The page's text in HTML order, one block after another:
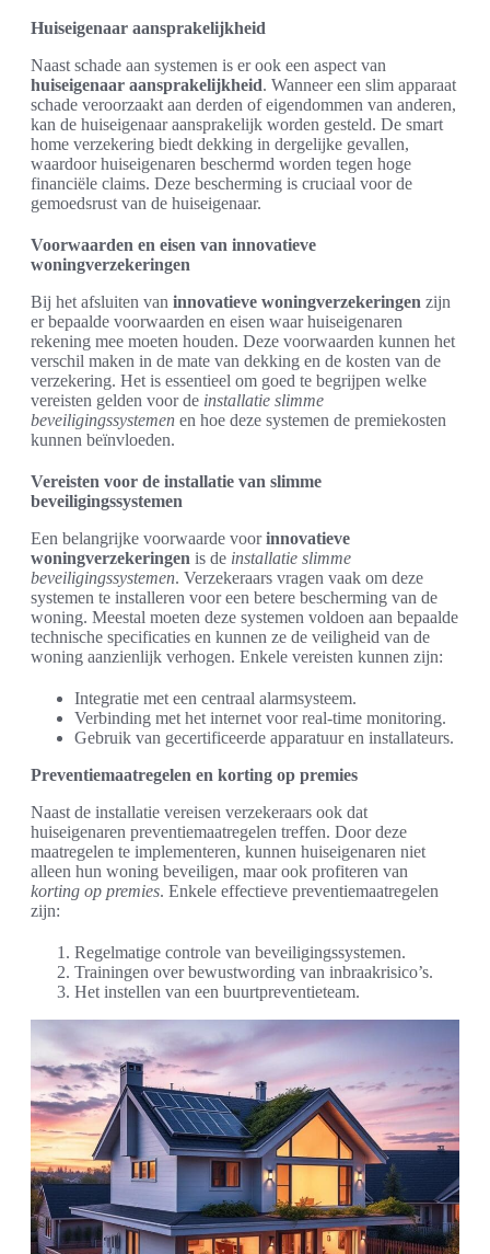
Huiseigenaar aansprakelijkheid
Naast schade aan systemen is er ook een aspect van
huiseigenaar aansprakelijkheid. Wanneer een slim apparaat
schade veroorzaakt aan derden of eigendommen van anderen,
kan de huiseigenaar aansprakelijk worden gesteld. De smart
home verzekering biedt dekking in dergelijke gevallen,
waardoor huiseigenaren beschermd worden tegen hoge
financiële claims. Deze bescherming is cruciaal voor de
gemoedsrust van de huiseigenaar.
Voorwaarden en eisen van innovatieve
woningverzekeringen
Bij het afsluiten van innovatieve woningverzekeringen zijn
er bepaalde voorwaarden en eisen waar huiseigenaren
rekening mee moeten houden. Deze voorwaarden kunnen het
verschil maken in de mate van dekking en de kosten van de
verzekering. Het is essentieel om goed te begrijpen welke
vereisten gelden voor de installatie slimme
beveiligingssystemen en hoe deze systemen de premiekosten
kunnen beïnvloeden.
Vereisten voor de installatie van slimme
beveiligingssystemen
Een belangrijke voorwaarde voorinnovatieve
woningverzekeringen is de installatie slimme
beveiligingssystemen. Verzekeraars vragen vaak om deze
systemen te installeren voor een betere bescherming van de
woning. Meestal moeten deze systemen voldoen aan bepaalde
technische specificaties en kunnen ze de veiligheid van de
woning aanzienlijk verhogen. Enkele vereisten kunnen zijn:
Integratie met een centraal alarmsysteem.
Verbinding met het internet voor real-time monitoring.
Gebruik van gecertificeerde apparatuur en installateurs.
Preventiemaatregelen en korting op premies
Naast de installatie vereisen verzekeraars ook dat
huiseigenaren preventiemaatregelen treffen. Door deze
maatregelen te implementeren, kunnen huiseigenaren niet
alleen hun woning beveiligen, maar ook profiteren van
korting op premies. Enkele effectieve preventiemaatregelen
zijn:
Regelmatige controle van beveiligingssystemen.
Trainingen over bewustwording van inbraakrisico’s.
Het instellen van een buurtpreventieteam.